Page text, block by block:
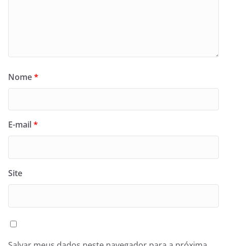
Nome*
E-mail*
Site